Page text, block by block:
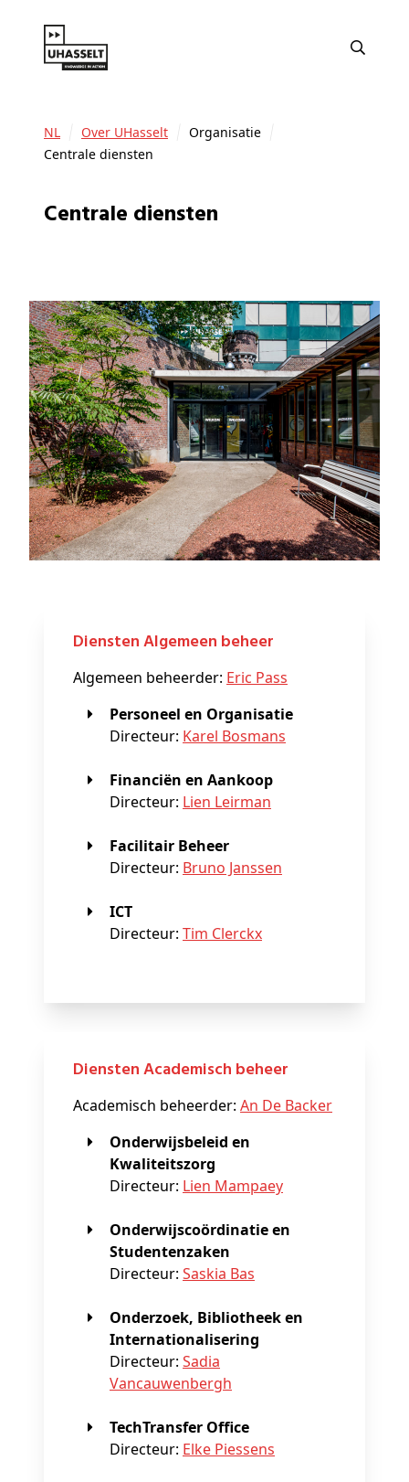
NL Over UHasselt
Organisatie
Centrale diensten
Centrale diensten
Diensten Algemeen beheer
Algemeen beheerder: Eric Pass
Personeel en Organisatie
Directeur: Karel Bosmans
Financiën en Aankoop
Directeur: Lien Leirman
Facilitair Beheer
Directeur: Bruno Janssen
ICT
Directeur: Tim Clerckx
Diensten Academisch beheer
Academisch beheerder: An De Backer
Onderwijsbeleid en
Kwaliteitszorg
Directeur: Lien Mampaey
Onderwijscoördinatie en
Studentenzaken
Directeur: Saskia Bas
Onderzoek, Bibliotheek en
Internationalisering
Directeur: Sadia
Vancauwenbergh
TechTransfer Office
Directeur: Elke Piessens